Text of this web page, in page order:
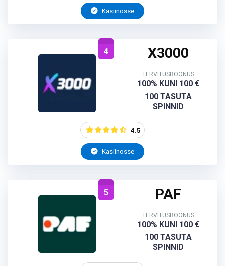
Kasiinosse
4 X3000
TERVITUSBOONUS
100% KUNI 100 €
100 TASUTA
SPINNID
4.5
Kasiinosse
5 PAF
TERVITUSBOONUS
100% KUNI 100 €
100 TASUTA
SPINNID